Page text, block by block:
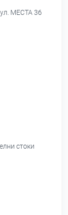
МЕСТА 36
стоки